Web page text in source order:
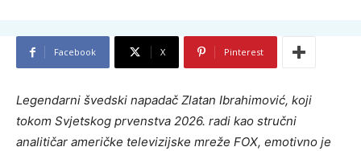
Facebook X Pinterest
Legendarni švedski napadač Zlatan Ibrahimović, koji
tokom Svjetskog prvenstva 2026. radi kao stručni
analitičar američke televizijske mreže FOX, emotivno je